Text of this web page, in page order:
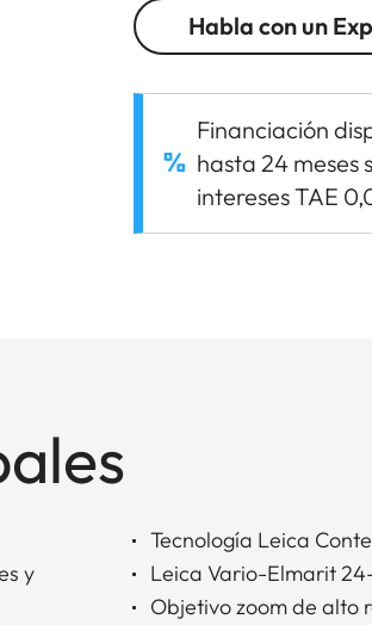
Habla con un
Financiación
hasta 24 meses
intereses TAE
y
Tecnología Leica
Leica Vario-Elmarit
Objetivo zoom de alto